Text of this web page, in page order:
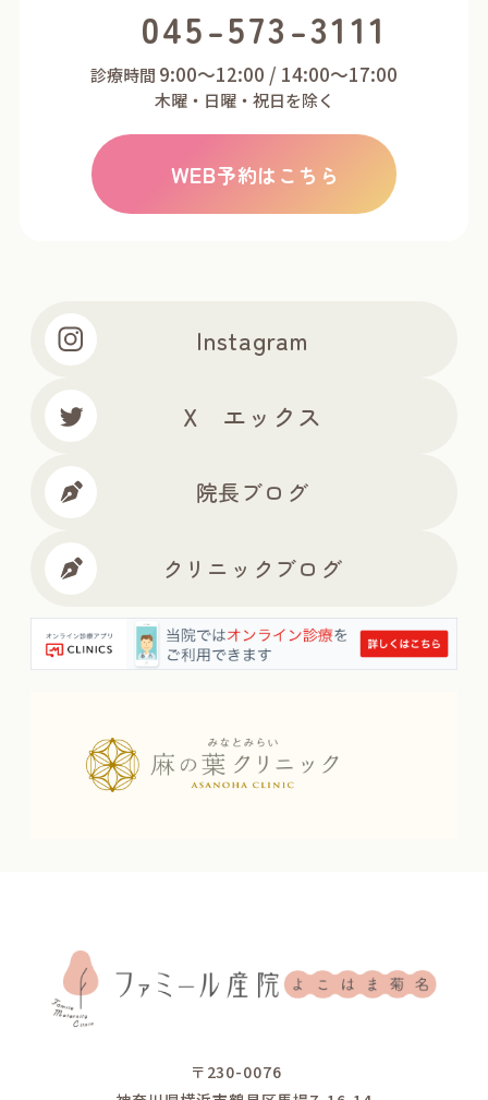
045-573-3111
診療時間 9:00～12:00 / 14:00～17:00
木曜・日曜・祝日を除く
WEB予約はこちら
Instagram
X エックス
院長ブログ
クリニックブログ
〒230-0076